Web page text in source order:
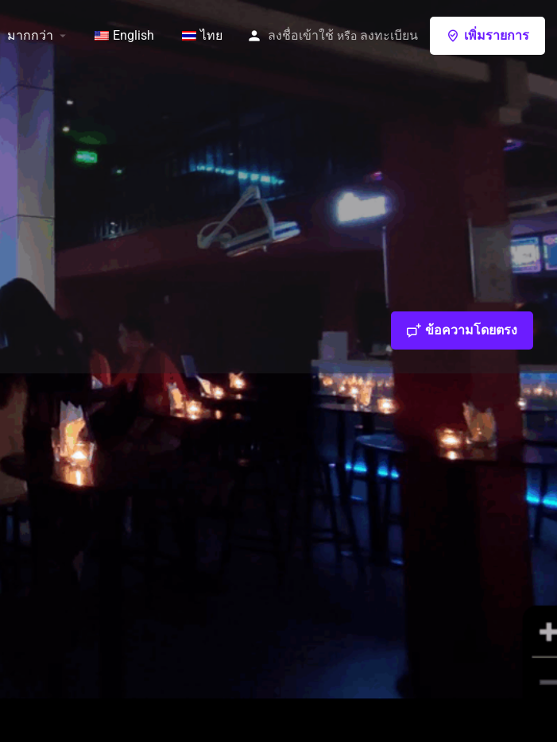
มากกว่า English ไทย ลงชื่อเข้าใช้ หรือ ลงทะเบียน เพิ่มรายการ
ข้อความโดยตรง
กิจกรรม 0 งาน 0 คุณสมบัติ 0
โทรเลยตอนนี้ รายงาน